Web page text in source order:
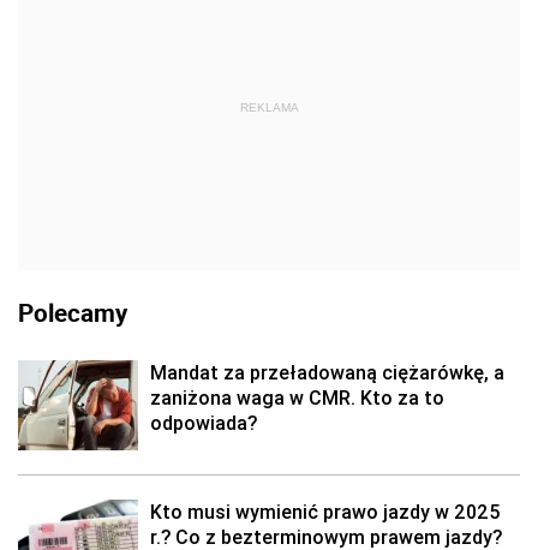
REKLAMA
Polecamy
Mandat za przeładowaną ciężarówkę, a
zaniżona waga w CMR. Kto za to
odpowiada?
Kto musi wymienić prawo jazdy w 2025
r.? Co z bezterminowym prawem jazdy?